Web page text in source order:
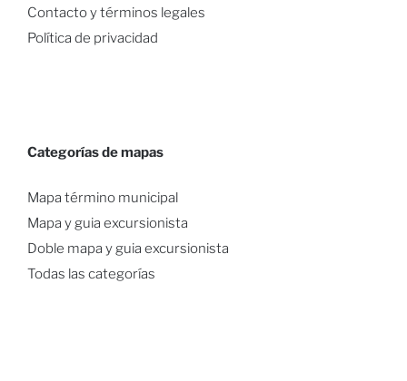
Contacto y términos legales
Política de privacidad
Categorías de mapas
Mapa término municipal
Mapa y guia excursionista
Doble mapa y guia excursionista
Todas las categorías